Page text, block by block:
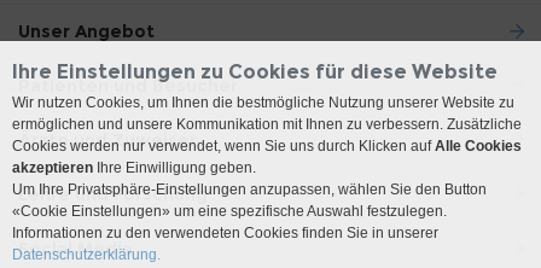
Unser Angebot
Patienten und Besucher
Ärzte und Zuweiser
Lehre und Forschung
Social Media
Ihre Einstellungen zu Cookies für diese Website
Wir nutzen Cookies, um Ihnen die bestmögliche Nutzung unserer Website zu
ermöglichen und unsere Kommunikation mit Ihnen zu verbessern. Zusätzliche
Cookies werden nur verwendet, wenn Sie uns durch Klicken aufAlle Cookies
akzeptieren Ihre Einwilligung geben.
Um Ihre Privatsphäre-Einstellungen anzupassen, wählen Sie den Button
«Cookie Einstellungen» um eine spezifische Auswahl festzulegen.
Informationen zu den verwendeten Cookies finden Sie in unserer
Datenschutzerklärung.